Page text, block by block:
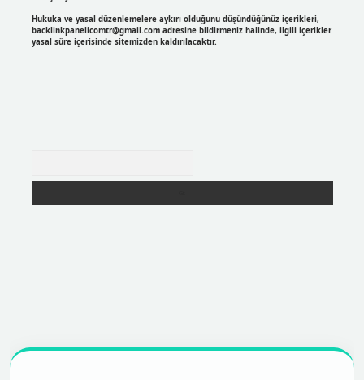
Hukuka ve yasal düzenlemelere aykırı olduğunu düşündüğünüz içerikleri,
backlinkpanelicomtr@gmail.comadresine bildirmeniz halinde, ilgili içerikler
yasal süre içerisinde sitemizden kaldırılacaktır.